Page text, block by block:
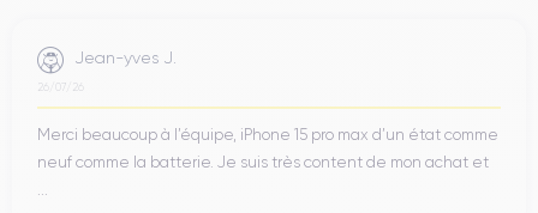
Jean-yves J.
26/07/26
Merci beaucoup à l’équipe, iPhone 15 pro max d’un état comme
neuf comme la batterie. Je suis très content de mon achat et